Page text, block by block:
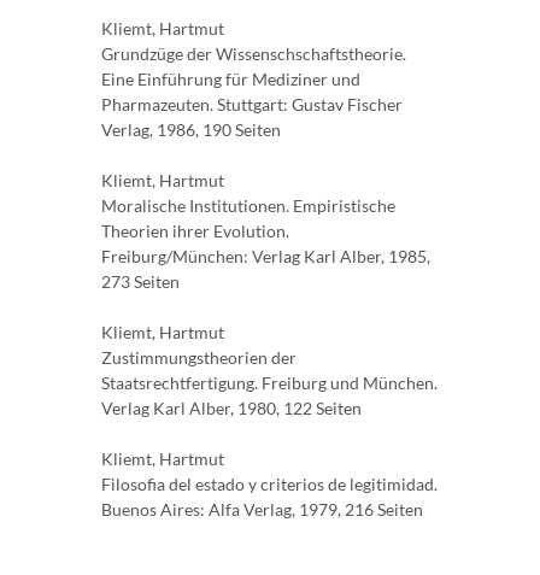
Kliemt, Hartmut
Grundzüge der Wissenschschaftstheorie.
Eine Einführung für Mediziner und
Pharmazeuten. Stuttgart: Gustav Fischer
Verlag, 1986, 190 Seiten
Kliemt, Hartmut
Moralische Institutionen. Empiristische
Theorien ihrer Evolution.
Freiburg/München: Verlag Karl Alber, 1985,
273 Seiten
Kliemt, Hartmut
Zustimmungstheorien der
Staatsrechtfertigung. Freiburg und München.
Verlag Karl Alber, 1980, 122 Seiten
Kliemt, Hartmut
Filosofia del estado y criterios de legitimidad.
Buenos Aires: Alfa Verlag, 1979, 216 Seiten